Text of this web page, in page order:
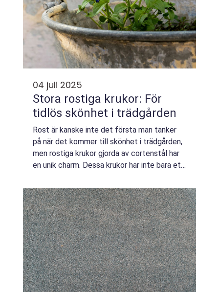
04 juli 2025
Stora rostiga krukor: För
tidlös skönhet i trädgården
Rost är kanske inte det första man tänker
på när det kommer till skönhet i trädgården,
men rostiga krukor gjorda av cortenstål har
en unik charm. Dessa krukor har inte bara ett